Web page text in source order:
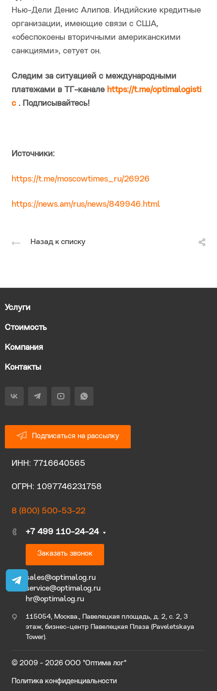
Нью-Дели Денис Алипов. Индийские кредитные
организации, имеющие связи с США,
«обеспокоены вторичными американскими
санкциями», сетует он.
Следим за ситуацией с международными
платежами в ТГ-канале https://t.me/optimalogisti
c . Подписывайтесь!
Источники:
https://t.me/moscowtimes_ru/26926
https://news.am/rus/news/849946.html
Назад к списку
Услуги
Стоимость
Компания
Контакты
Подписаться на рассылку
ИНН: 7716640565
ОГРН: 1097746231758
8 (800) 500-53-22
+7 499 110-24-24
Заказать звонок
sales@optimalog.ru
service@optimalog.ru
hr@optimalog.ru
115054, Москва., Павелецкая площадь, д. 2, с. 2, 3
этаж, бизнес-центр Павелецкая Плаза (Paveletskaya
Tower).
© 2009 - 2026 ООО "Оптима лог"
Политика конфиденциальности